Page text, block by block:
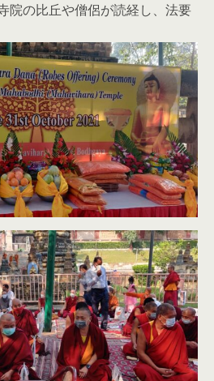
院の比丘や僧侶が読経し、法要